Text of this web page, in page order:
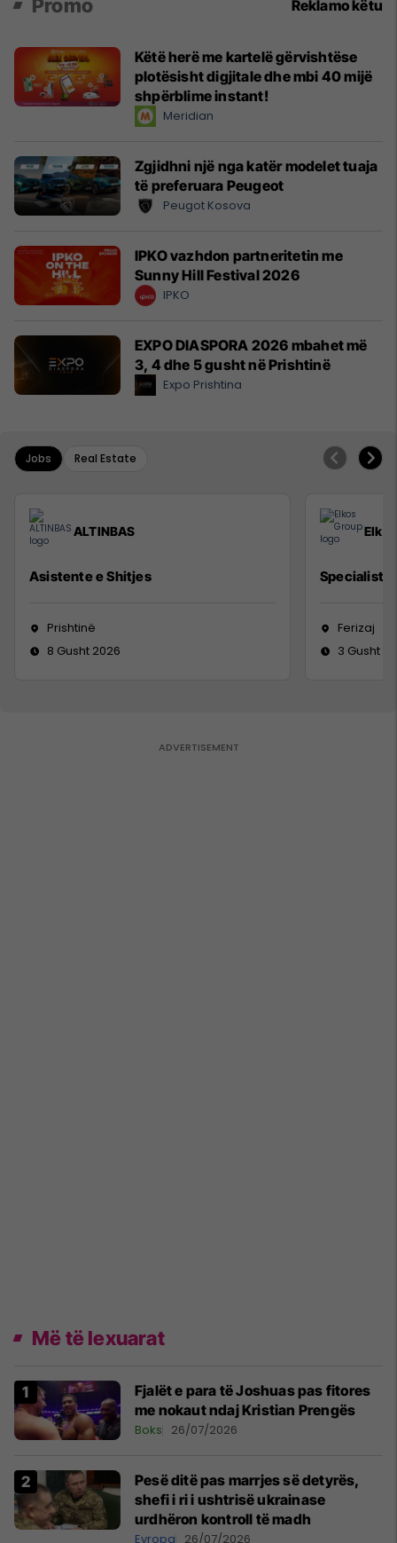
Promo Reklamo këtu
Këtë herë me kartelë gërvishtëse
plotësisht digjitale dhe mbi 40 mijë
shpërblime instant!
Meridian
Zgjidhni një nga katër modelet tuaja
të preferuara Peugeot
Peugot Kosova
IPKO vazhdon partneritetin me
Sunny Hill Festival 2026
IPKO
EXPO DIASPORA 2026 mbahet më
3, 4 dhe 5 gusht në Prishtinë
Expo Prishtina
Jobs Real Estate
ALTINBAS
Asistente e Shitjes
Prishtinë
8 Gusht 2026
Specialist
Ferizaj
3 Gusht
Më të lexuarat
Fjalët e para të Joshuas pas fitores
me nokaut ndaj Kristian Prengës
Boks 26/07/2026
Pesë ditë pas marrjes së detyrës,
shefi i ri i ushtrisë ukrainase
urdhëron kontroll të madh
Evropa 26/07/2026